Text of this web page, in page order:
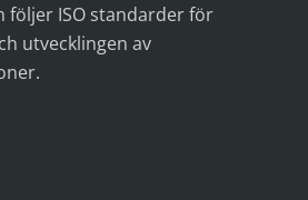
följer ISO standarder för
utvecklingen av